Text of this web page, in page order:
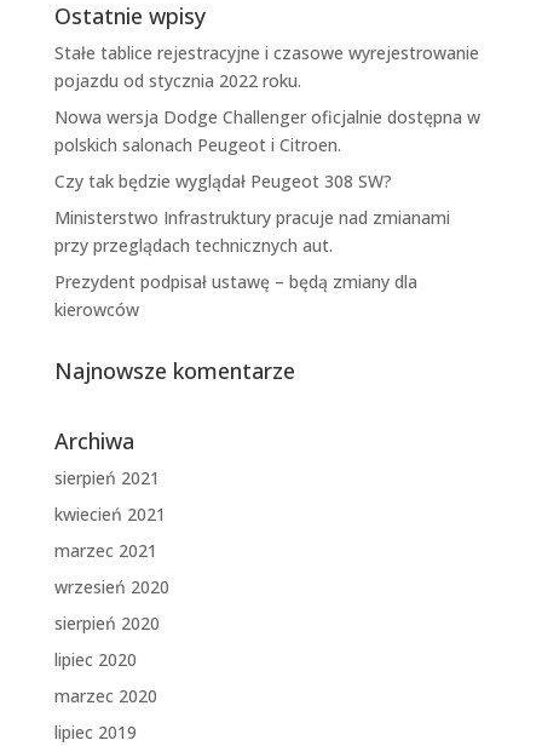
Ostatnie wpisy
Stałe tablice rejestracyjne i czasowe wyrejestrowanie
pojazdu od stycznia 2022 roku.
Nowa wersja Dodge Challenger oficjalnie dostępna w
polskich salonach Peugeot i Citroen.
Czy tak będzie wyglądał Peugeot 308 SW?
Ministerstwo Infrastruktury pracuje nad zmianami
przy przeglądach technicznych aut.
Prezydent podpisał ustawę – będą zmiany dla
kierowców
Najnowsze komentarze
Archiwa
sierpień 2021
kwiecień 2021
marzec 2021
wrzesień 2020
sierpień 2020
lipiec 2020
marzec 2020
lipiec 2019